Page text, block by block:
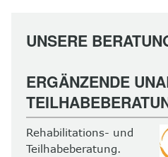
UNSERE
ERGÄNZENDE
Rehabilitations- und
Teilhabeberatung.